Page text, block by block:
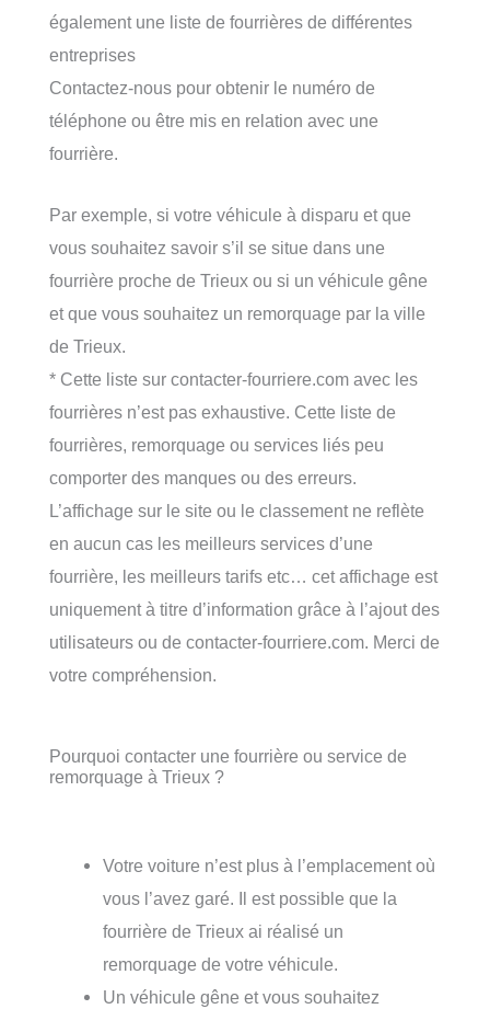
également une liste de fourrières de différentes
entreprises
Contactez-nous pour obtenir le numéro de
téléphone ou être mis en relation avec une
fourrière.
Par exemple, si votre véhicule à disparu et que
vous souhaitez savoir s’il se situe dans une
fourrière proche de Trieux ou si un véhicule gêne
et que vous souhaitez un remorquage par la ville
de Trieux.
* Cette liste sur contacter-fourriere.com avec les
fourrières n’est pas exhaustive. Cette liste de
fourrières, remorquage ou services liés peu
comporter des manques ou des erreurs.
L’affichage sur le site ou le classement ne reflète
en aucun cas les meilleurs services d’une
fourrière, les meilleurs tarifs etc… cet affichage est
uniquement à titre d’information grâce à l’ajout des
utilisateurs ou de contacter-fourriere.com. Merci de
votre compréhension.
Pourquoi contacter une fourrière ou service de
remorquage à Trieux ?
Votre voiture n’est plus à l’emplacement où
vous l’avez garé. Il est possible que la
fourrière de Trieux ai réalisé un
remorquage de votre véhicule.
Un véhicule gêne et vous souhaitez